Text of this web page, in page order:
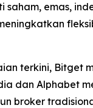
saham, emas,
terkini, Bitget
dan Alphabet
broker